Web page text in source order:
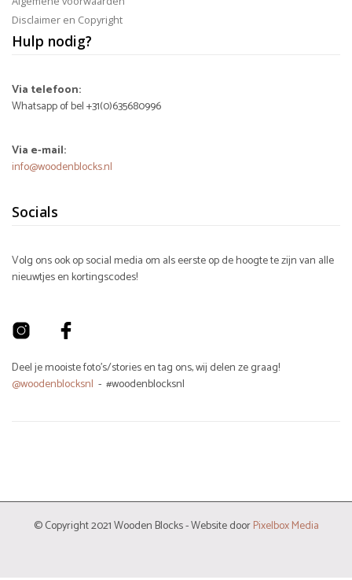
Disclaimer en Copyright
Hulp nodig?
Via telefoon:
Whatsapp of bel +31(0)635680996
Via e-mail:
info@woodenblocks.nl
Socials
Volg ons ook op social media om als eerste op de hoogte te zijn van alle
nieuwtjes en kortingscodes!
Deel je mooiste foto's/stories en tag ons, wij delen ze graag!
@woodenblocksnl - #woodenblocksnl
© Copyright 2021 Wooden Blocks - Website doorPixelbox Media